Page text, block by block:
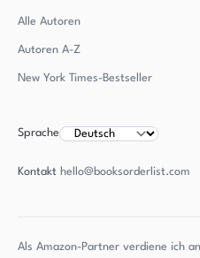
Alle Autoren
Autoren A-Z
New York Times-Bestseller
Sprache
Kontakt hello@booksorderlist.com
Als Amazon-Partner verdiene ich